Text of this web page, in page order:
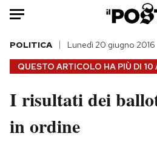
Auto
HOME
Italia
Politica
QUESTO ARTICOLO HA PIÙ DI 10
POLITICA Lunedì 20 giugno 2016
I risultati dei
in ordine